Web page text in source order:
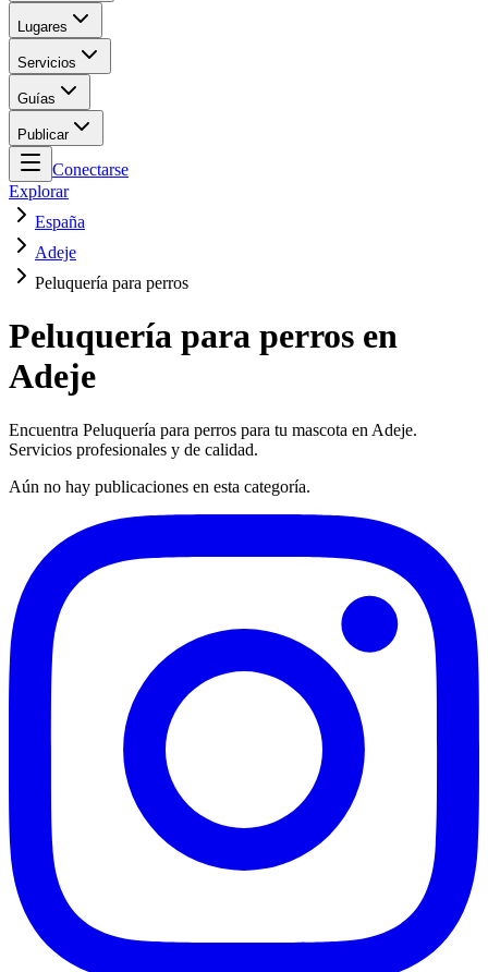
Lugares
Servicios
Guías
Publicar
Conectarse
Explorar
España
Adeje
Peluquería para perros
Peluquería para perros en
Adeje
Encuentra Peluquería para perros para tu mascota en Adeje.
Servicios profesionales y de calidad.
Aún no hay publicaciones en esta categoría.